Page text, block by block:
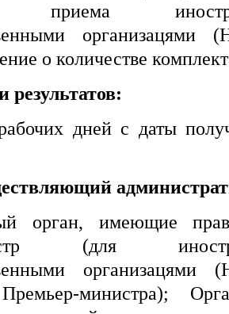
приема
организацями
о количестве
результатов:
дней с даты
орган, имеющие
(для
министра);